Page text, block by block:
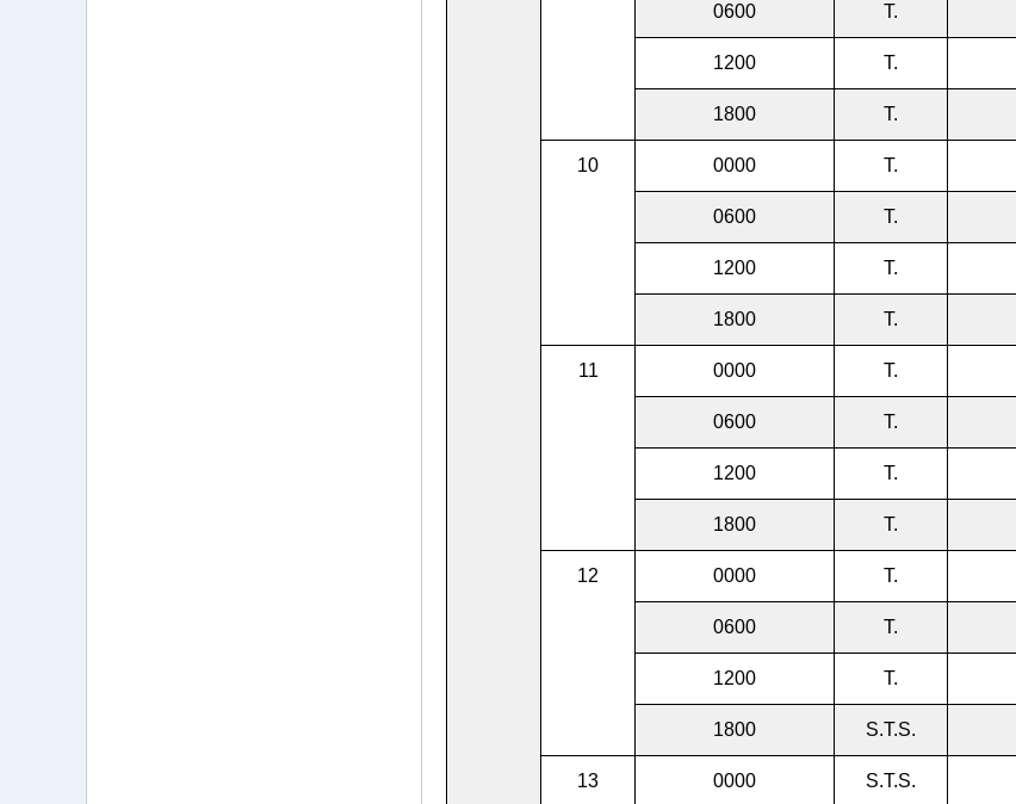
0600 T.
1200 T.
1800 T.
10 0000 T.
0600 T.
1200 T.
1800 T.
11 0000 T.
0600 T.
1200 T.
1800 T.
12 0000 T.
0600 T.
1200 T.
1800 S.T.S.
13 0000 S.T.S.